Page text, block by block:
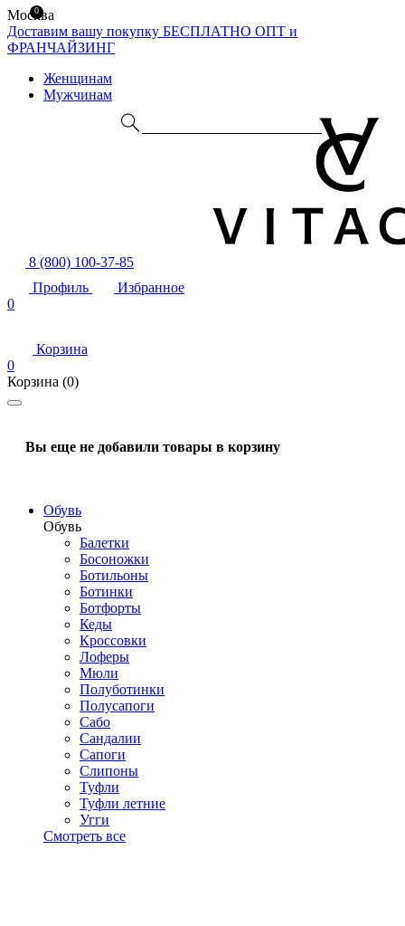
Москва
Доставим вашу покупку БЕСПЛАТНО ОПТ и
ФРАНЧАЙЗИНГ
Женщинам
Мужчинам
8 (800) 100-37-85
Профиль
Избранное
0
Корзина
0
Корзина (0)
Вы еще не добавили товары в корзину
Обувь
Обувь
Балетки
Босоножки
Ботильоны
Ботинки
Ботфорты
Кеды
Кроссовки
Лоферы
Мюли
Полуботинки
Полусапоги
Сабо
Сандалии
Сапоги
Слипоны
Туфли
Туфли летние
Угги
Смотреть все
0